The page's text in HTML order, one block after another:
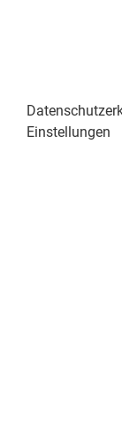
Einstellungen